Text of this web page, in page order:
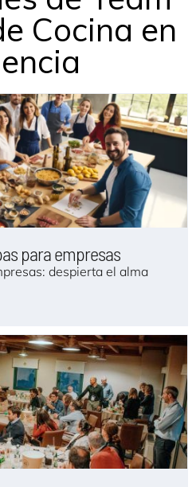
Cocina en
para empresas
despierta el alma